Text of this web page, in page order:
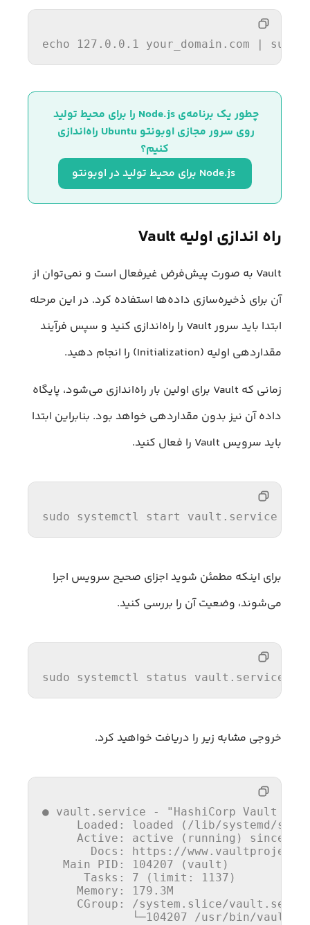
echo 127.0.0.1 your_domain.com | sudo
چطور یک برنامه‌ی Node.js را برای محیط تولید
روی سرور مجازی اوبونتو Ubuntu راه‌اندازی
کنیم؟
Node.js برای محیط تولید در اوبونتو
راه‌ اندازی اولیه Vault
Vault به صورت پیش‌فرض غیرفعال است و نمی‌توان از
آن برای ذخیره‌سازی داده‌ها استفاده کرد. در این مرحله
ابتدا باید سرور Vault را راه‌اندازی کنید و سپس فرآیند
مقداردهی اولیه (Initialization) را انجام دهید.
زمانی که Vault برای اولین بار راه‌اندازی می‌شود، پایگاه
داده آن نیز بدون مقداردهی خواهد بود. بنابراین ابتدا
باید سرویس Vault را فعال کنید.
sudo systemctl start vault.service
برای اینکه مطمئن شوید اجزای صحیح سرویس اجرا
می‌شوند، وضعیت آن را بررسی کنید.
sudo systemctl status vault.service
خروجی مشابه زیر را دریافت خواهید کرد.
● vault.service -
"HashiCorp Vault -
     Loaded: loaded (
/lib/systemd /
Active: active (running) since
       Docs: https:
//
   Main PID:
104207 (vault)
      Tasks:
7 (limit: 1137 )
     Memory:
179.3M
     CGroup:
/system.slice/
             └─
104207 /usr/ bin/vault